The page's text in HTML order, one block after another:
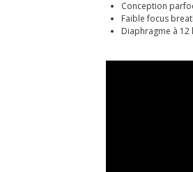
Conception
Faible focus
Diaphragme à 12